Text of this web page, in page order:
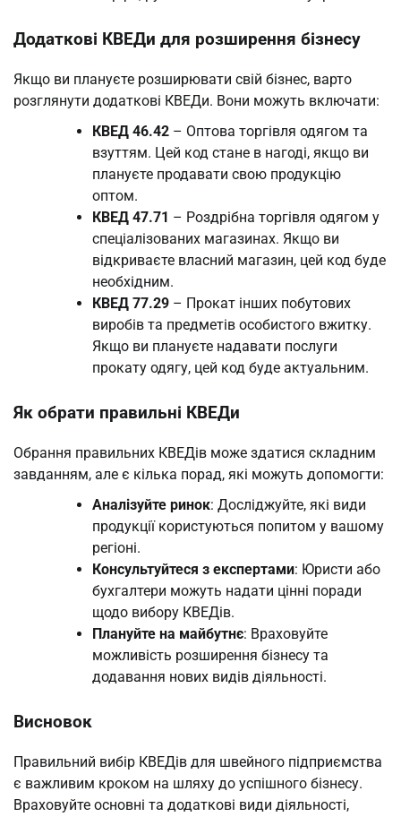
Додаткові КВЕДи для розширення бізнесу
Якщо ви плануєте розширювати свій бізнес, варто
розглянути додаткові КВЕДи. Вони можуть включати:
КВЕД 46.42 – Оптова торгівля одягом та
взуттям. Цей код стане в нагоді, якщо ви
плануєте продавати свою продукцію
оптом.
КВЕД 47.71 – Роздрібна торгівля одягом у
спеціалізованих магазинах. Якщо ви
відкриваєте власний магазин, цей код буде
необхідним.
КВЕД 77.29 – Прокат інших побутових
виробів та предметів особистого вжитку.
Якщо ви плануєте надавати послуги
прокату одягу, цей код буде актуальним.
Як обрати правильні КВЕДи
Обрання правильних КВЕДів може здатися складним
завданням, але є кілька порад, які можуть допомогти:
Аналізуйте ринок: Досліджуйте, які види
продукції користуються попитом у вашому
регіоні.
Консультуйтеся з експертами: Юристи або
бухгалтери можуть надати цінні поради
щодо вибору КВЕДів.
Плануйте на майбутнє: Враховуйте
можливість розширення бізнесу та
додавання нових видів діяльності.
Висновок
Правильний вибір КВЕДів для швейного підприємства
є важливим кроком на шляху до успішного бізнесу.
Враховуйте основні та додаткові види діяльності,